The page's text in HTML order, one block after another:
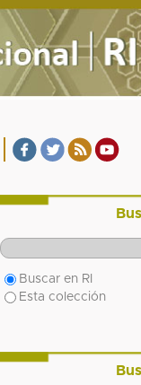
Buscar en RI
Esta colección